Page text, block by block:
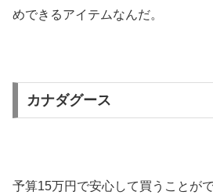
めできるアイテムなんだ。
カナダグース
予算15万円で安心して買うことが